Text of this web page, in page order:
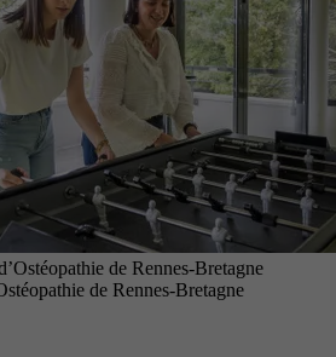
de Rennes-Bretagne